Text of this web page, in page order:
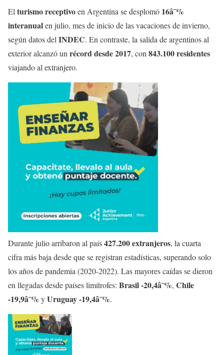
Elturismo receptivoen Argentina se desplomó 16â¯%
interanualen julio, mes de inicio de las vacaciones de invierno,
según datos delINDEC. En contraste, la salida de argentinos al
exterior alcanzó unrécord desde 2017, con843.100 residentes
viajando al extranjero.
Durante julio arribaron al país427.200 extranjeros, la cuarta
cifra más baja desde que se registran estadísticas, superando solo
los años de pandemia (2020-2022). Las mayores caídas se dieron
en llegadas desde países limítrofes: Brasil -20,4â¯%, Chile
-19,9â¯% yUruguay -19,4â¯%.